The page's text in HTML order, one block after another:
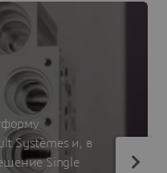
Systèmes и, в
Single